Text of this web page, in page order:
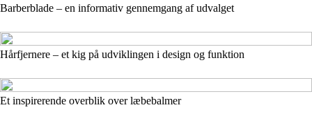
Barberblade – en informativ gennemgang af udvalget
Hårfjernere – et kig på udviklingen i design og funktion
Et inspirerende overblik over læbebalmer